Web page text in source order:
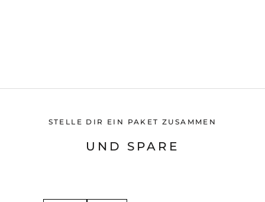
STELLE DIR EIN PAKET ZUSAMMEN
UND SPARE